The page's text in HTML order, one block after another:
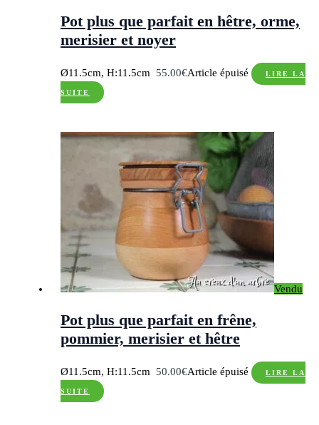
Pot plus que parfait en hêtre, orme,
merisier et noyer
Ø11.5cm, H:11.5cm 55.00€Article épuisé LIRE LA
SUITE
Vendu
Pot plus que parfait en frêne,
pommier, merisier et hêtre
Ø11.5cm, H:11.5cm 50.00€Article épuisé LIRE LA
SUITE